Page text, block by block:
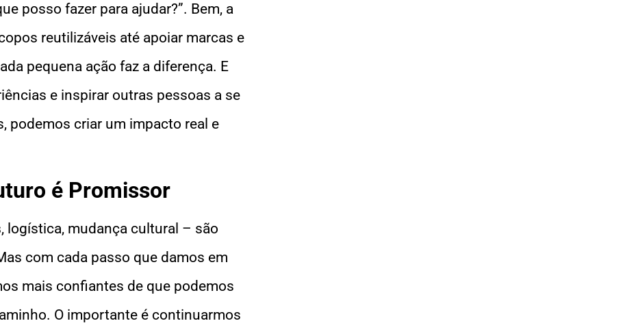
posso fazer para ajudar?”. Bem, a
reutilizáveis até apoiar marcas e
pequena ação faz a diferença. E
e inspirar outras pessoas a se
podemos criar um impacto real e
é Promissor
logística, mudança cultural – são
com cada passo que damos em
mais confiantes de que podemos
O importante é continuarmos